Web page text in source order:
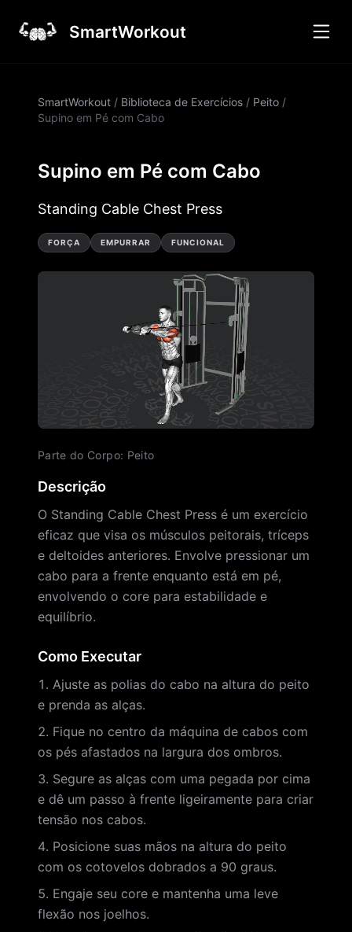
SmartWorkout
SmartWorkout / Biblioteca de Exercícios / Peito /
Supino em Pé com Cabo
Supino em Pé com Cabo
Standing Cable Chest Press
FORÇA EMPURRAR FUNCIONAL
Parte do Corpo: Peito
Descrição
O Standing Cable Chest Press é um exercício
eficaz que visa os músculos peitorais, tríceps
e deltoides anteriores. Envolve pressionar um
cabo para a frente enquanto está em pé,
envolvendo o core para estabilidade e
equilíbrio.
Como Executar
Ajuste as polias do cabo na altura do peito
e prenda as alças.
Fique no centro da máquina de cabos com
os pés afastados na largura dos ombros.
Segure as alças com uma pegada por cima
e dê um passo à frente ligeiramente para criar
tensão nos cabos.
Posicione suas mãos na altura do peito
com os cotovelos dobrados a 90 graus.
Engaje seu core e mantenha uma leve
flexão nos joelhos.